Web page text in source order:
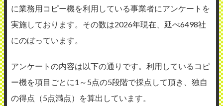
に業務用コピー機を利用している事業者にアンケートを
実施しております。その数は2026年現在、延べ6498社
にのぼっています。
アンケートの内容は以下の通りです。利用しているコピ
ー機を項目ごとに1～5点の5段階で採点して頂き、独自
の得点（5点満点）を算出しています。